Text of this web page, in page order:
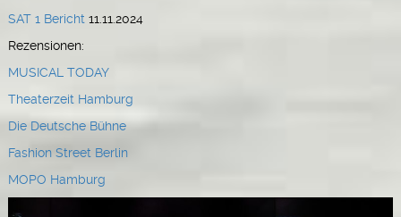
SAT 1 Bericht 11.11.2024
Rezensionen:
MUSICAL TODAY
Theaterzeit Hamburg
Die Deutsche Bühne
Fashion Street Berlin
MOPO Hamburg